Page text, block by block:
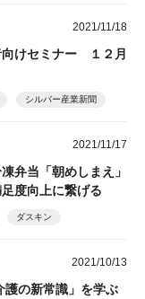
2021/11/18
けセミナー １２月
シルバー産業新聞
2021/11/17
弁当「朝めしまえ」
度向上に繋げる
ダスキン
2021/10/13
の新常識」を学ぶ